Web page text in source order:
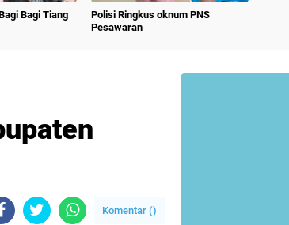
Bagi Tiang
Polisi Ringkus oknum PNS
Pesawaran
Komentar ()